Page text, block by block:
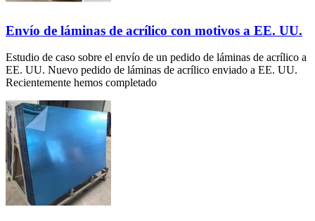
Envío de láminas de acrílico con motivos a EE. UU.
Estudio de caso sobre el envío de un pedido de láminas de acrílico a
EE. UU. Nuevo pedido de láminas de acrílico enviado a EE. UU.
Recientemente hemos completado